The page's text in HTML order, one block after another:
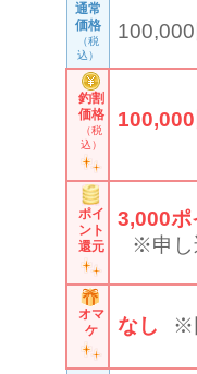
通常
価格
（税
込）
釣割
価格
（税
込）
ポイ
ント
還元
3,000ポ
※申し
オマ
ケ
なし ※